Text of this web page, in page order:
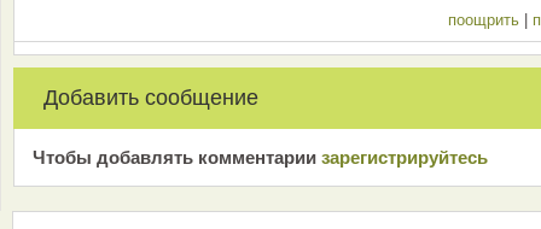
поощрить
Добавить сообщение
Чтобы добавлять комментарии зарeгиcтрирyйтeсь